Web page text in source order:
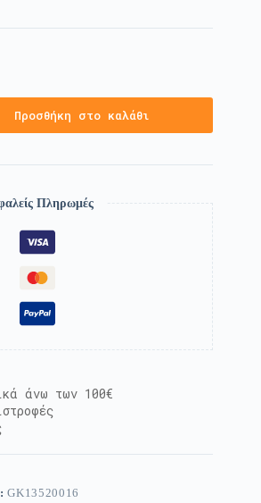
Προσθήκη στο καλάθι
Πληρωμές
άνω των 100€
GK13520016